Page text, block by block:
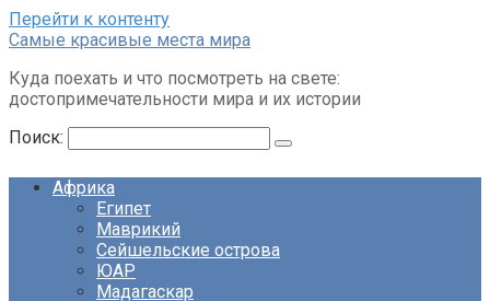
Перейти к контенту
Cамые красивые места мира
Куда поехать и что посмотреть на свете:
достопримечательности мира и их истории
Поиск:
Африка
Египет
Маврикий
Сейшельские острова
ЮАР
Мадагаскар